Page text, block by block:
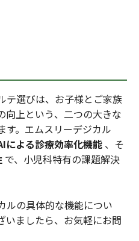
テ選びは、お子様とご家族
向上という、二つの大きな
す。エムスリーデジカル
による診療効率化機能 、そ
で、小児科特有の課題解決
ルの具体的な機能につい
いましたら、お気軽にお問